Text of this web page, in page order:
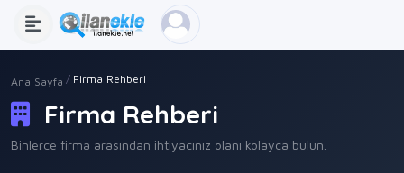
Ana Sayfa Firma Rehberi
Firma Rehberi
Binlerce firma arasından ihtiyacınız olanı kolayca bulun.